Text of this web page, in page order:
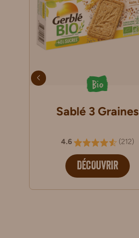
Bio
Sablé 3 Graines
4.6 (212)
DÉCOUVRIR